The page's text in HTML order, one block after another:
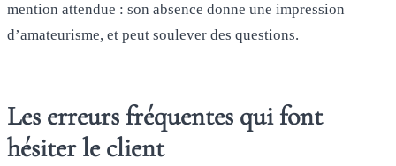
mention attendue : son absence donne une impression
d’amateurisme, et peut soulever des questions.
Les erreurs fréquentes qui font
hésiter le client